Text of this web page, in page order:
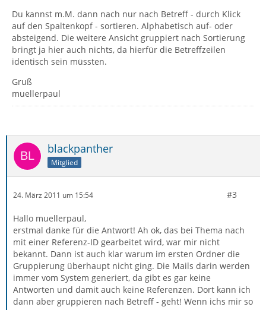
Du kannst m.M. dann nach nur nach Betreff - durch Klick
auf den Spaltenkopf - sortieren. Alphabetisch auf- oder
absteigend. Die weitere Ansicht gruppiert nach Sortierung
bringt ja hier auch nichts, da hierfür die Betreffzeilen
identisch sein müssten.
Gruß
muellerpaul
blackpanther
Mitglied
24. März 2011 um 15:54 #3
Hallo muellerpaul,
erstmal danke für die Antwort! Ah ok, das bei Thema nach
mit einer Referenz-ID gearbeitet wird, war mir nicht
bekannt. Dann ist auch klar warum im ersten Ordner die
Gruppierung überhaupt nicht ging. Die Mails darin werden
immer vom System generiert, da gibt es gar keine
Antworten und damit auch keine Referenzen. Dort kann ich
dann aber gruppieren nach Betreff - geht! Wenn ichs mir so